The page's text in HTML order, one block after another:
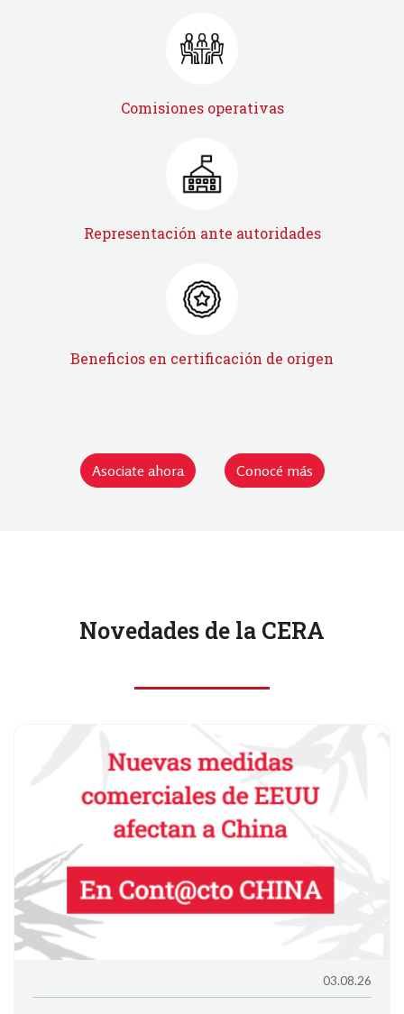
Comisiones operativas
Representación ante autoridades
Beneficios en certificación de origen
Asociate ahora Conocé más
Novedades de la CERA
03.08.26